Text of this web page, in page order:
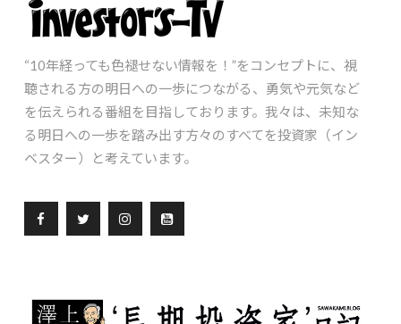
“10年経っても色褪せない情報を！”をコンセプトに、視
聴される方の明日への一歩につながる、勇気や元気など
を伝えられる番組を目指しております。我々は、未知な
る明日への一歩を踏み出す方々のすべてを投資家（イン
ベスター）と考えています。